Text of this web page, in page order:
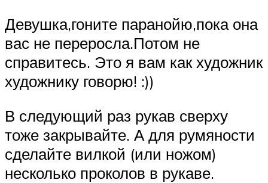
Девушка,гоните паранойю,пока она
вас не переросла.Потом не
справитесь. Это я вам как художник
художнику говорю! :))
В следующий раз рукав сверху
тоже закрывайте. А для румяности
сделайте вилкой (или ножом)
несколько проколов в рукаве.